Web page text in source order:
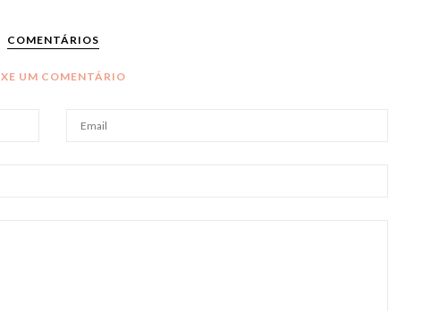
COMENTÁRIOS
UM COMENTÁRIO